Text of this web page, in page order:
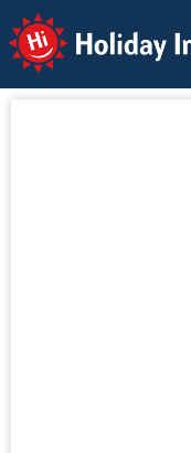
Holiday Info